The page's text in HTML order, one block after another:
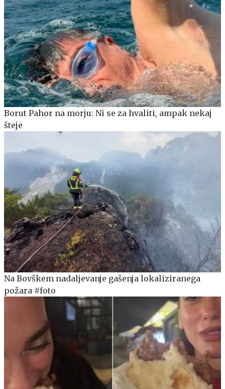
Borut Pahor na morju: Ni se za hvaliti, ampak nekaj
šteje
Na Bovškem nadaljevanje gašenja lokaliziranega
požara #foto